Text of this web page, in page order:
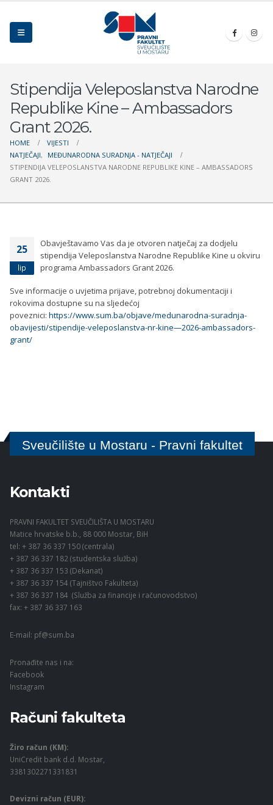
Stipendija Veleposlanstva Narodne
Republike Kine – Ambassadors
Grant 2026.
HOME
VIJESTI
NATJEČAJI,
MEĐUNARODNA SURADNJA - NATJEČAJI
STIPENDIJA VELEPOSLANSTVA NARODNE REPUBLIKE KINE – AMBASSADORS
GRANT 2026.
25
lip
Obavještavamo Vas da je otvoren natječaj za dodjelu
stipendija Veleposlanstva Narodne Republike Kine u okviru
programa Ambassadors Grant 2026.
Sve informacije o uvjetima prijave, potrebnoj dokumentaciji i
rokovima dostupne su na sljedećoj
poveznici: https://www.sum.ba/objave/medunarodna-suradnja-
obavijesti/stipendije-veleposlanstva-nr-kine—2026-ambassadors-
grant/
Sveučilište u Mostaru - Pravni fakultet
Kontakti
PRAVNI FAKULTET SVEUČILIŠTA U MOSTARU
Matice hrvatske b.b., 88 000 Mostar, BiH
tel: + 387 36 337 150 (centrala)
+ 387 36 337 182 (studentska služba)
+ 387 36 337 153 (Dekanat)
+ 387 36 337 154 (Tajništvo Fakulteta)
+ 387 36 337 184 (Služba za financije i računovodstvo)
fax: + 387 36 337 163
E-mail: pf@sum.ba
Pronađite nas i na:
Facebook
Instagram
Računi fakulteta
Žiro račun (KM):
UniCredit bank d.d. Mostar,
3381302271331831
Devizni račun (EUR):